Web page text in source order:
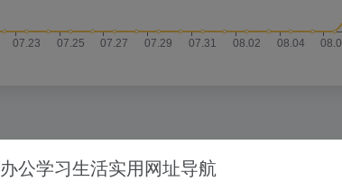
有相关内容!
公学习生活实用网址导航